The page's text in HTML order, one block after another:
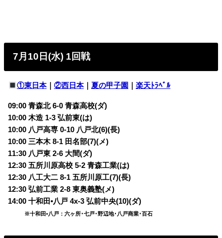
7月10日(水) 1回戦
①東日本｜ ②西日本｜ 夏の甲子園 ｜ 楽天ﾄﾗﾍﾞﾙ
09:00 青森北 6-0 青森高校(ダ)
10:00 木造 1-3 弘前東(は)
10:00 八戸高専 0-10 八戸北(6)(長)
10:00 三本木 8-1 田名部(7)(メ)
11:30 八戸東 2-6 大間(ダ)
12:30 五所川原高校 5-2 青森工業(は)
12:30 八工大二 8-1 五所川原工(7)(長)
12:30 弘前工業 2-8 東奥義塾(メ)
14:00 十和田•八戸 4x-3 弘前中央(10)(ダ)
※十和田•八戸：六ヶ所･七戸･野辺地･八戸商業･百石